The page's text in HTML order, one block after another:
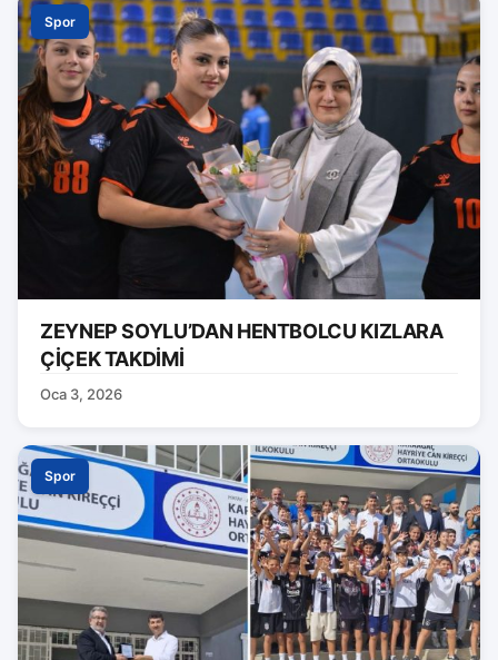
Spor
ZEYNEP SOYLU’DAN HENTBOLCU KIZLARA
ÇİÇEK TAKDİMİ
Oca 3, 2026
Spor